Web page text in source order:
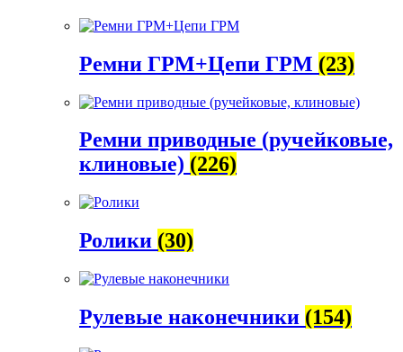
Ремни ГРМ+Цепи ГРМ (23)
Ремни приводные (ручейковые,
клиновые) (226)
Ролики (30)
Рулевые наконечники (154)